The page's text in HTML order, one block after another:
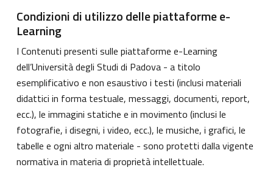
Condizioni di utilizzo delle piattaforme e-
Learning
I Contenuti presenti sulle piattaforme e-Learning
dell’Università degli Studi di Padova - a titolo
esemplificativo e non esaustivo i testi (inclusi materiali
didattici in forma testuale, messaggi, documenti, report,
ecc.), le immagini statiche e in movimento (inclusi le
fotografie, i disegni, i video, ecc.), le musiche, i grafici, le
tabelle e ogni altro materiale - sono protetti dalla vigente
normativa in materia di proprietà intellettuale.